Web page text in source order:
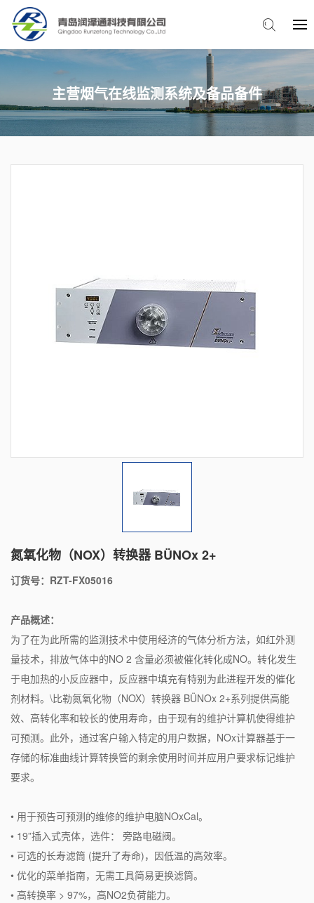
主营烟气在线监测系统及备品备件
氮氧化物（NOX）转换器 BÜNOx 2+
订货号：RZT-FX05016
产品概述：
为了在为此所需的监测技术中使用经济的气体分析方法，如红外测
量技术，排放气体中的NO 2 含量必须被催化转化成NO。转化发生
于电加热的小反应器中，反应器中填充有特别为此进程开发的催化
剂材料。\比勒氮氧化物（NOX）转换器 BÜNOx 2+系列提供高能
效、高转化率和较长的使用寿命，由于现有的维护计算机使得维护
可预测。此外，通过客户输入特定的用户数据，NOx计算器基于一
存储的标准曲线计算转换管的剩余使用时间并应用户要求标记维护
要求。
• 用于预告可预测的维修的维护电脑NOxCal。
• 19”插入式壳体，选件： 旁路电磁阀。
• 可选的长寿滤筒 (提升了寿命)，因低温的高效率。
• 优化的菜单指南，无需工具简易更换滤筒。
• 高转换率 > 97%，高NO2负荷能力。